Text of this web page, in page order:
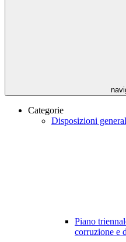
Categorie
Disposizioni
Piano
corruzione e